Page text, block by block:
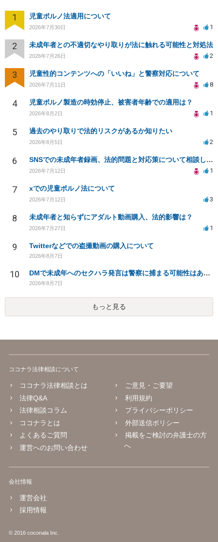
1 児童ポルノ法適用について
2026年7月30日 1
2 未成年者との不適切なやり取りが法に触れる可能性と対処法
2026年7月26日 2
3 児童性的コンテンツへの「いいね」と警察対応について
2026年7月11日 8
4 児童ポルノ製造の時効停止、被害者年齢での適用は？
2026年8月2日 1
5 過去のやり取りで法的リスクがあるか知りたい
2026年8月5日 2
6 SNSでの未成年者録画、法的問題と対応策について相談したい
2026年7月12日 1
7 xでの児童ポルノ法について
2026年7月12日 3
8 未成年者と知らずにアダルト動画購入、法的影響は？
2026年7月27日 1
9 Twitterなどでの盗撮動画の購入について
2026年8月7日
10 DMで未成年へのセクハラ発言は警察に捕まる可能性はありますか
2026年8月7日
もっと見る
ココナラ法律相談について
ココナラ法律相談とは
法律Q&A
法律相談コラム
ココナラとは
よくあるご質問
運営へのお問い合わせ
ご意見・ご要望
利用規約
プライバシーポリシー
外部送信ポリシー
掲載をご検討の弁護士の方
へ
会社情報
運営会社
採用情報
© 2016 coconala Inc.